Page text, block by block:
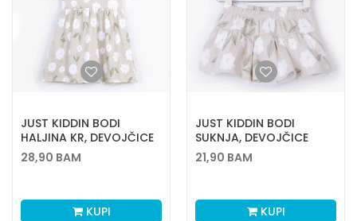
JUST KIDDIN BODI
HALJINA KR, DEVOJČICE
28,90 BAM
KUPI
JUST KIDDIN BODI
SUKNJA, DEVOJČICE
21,90 BAM
KUPI